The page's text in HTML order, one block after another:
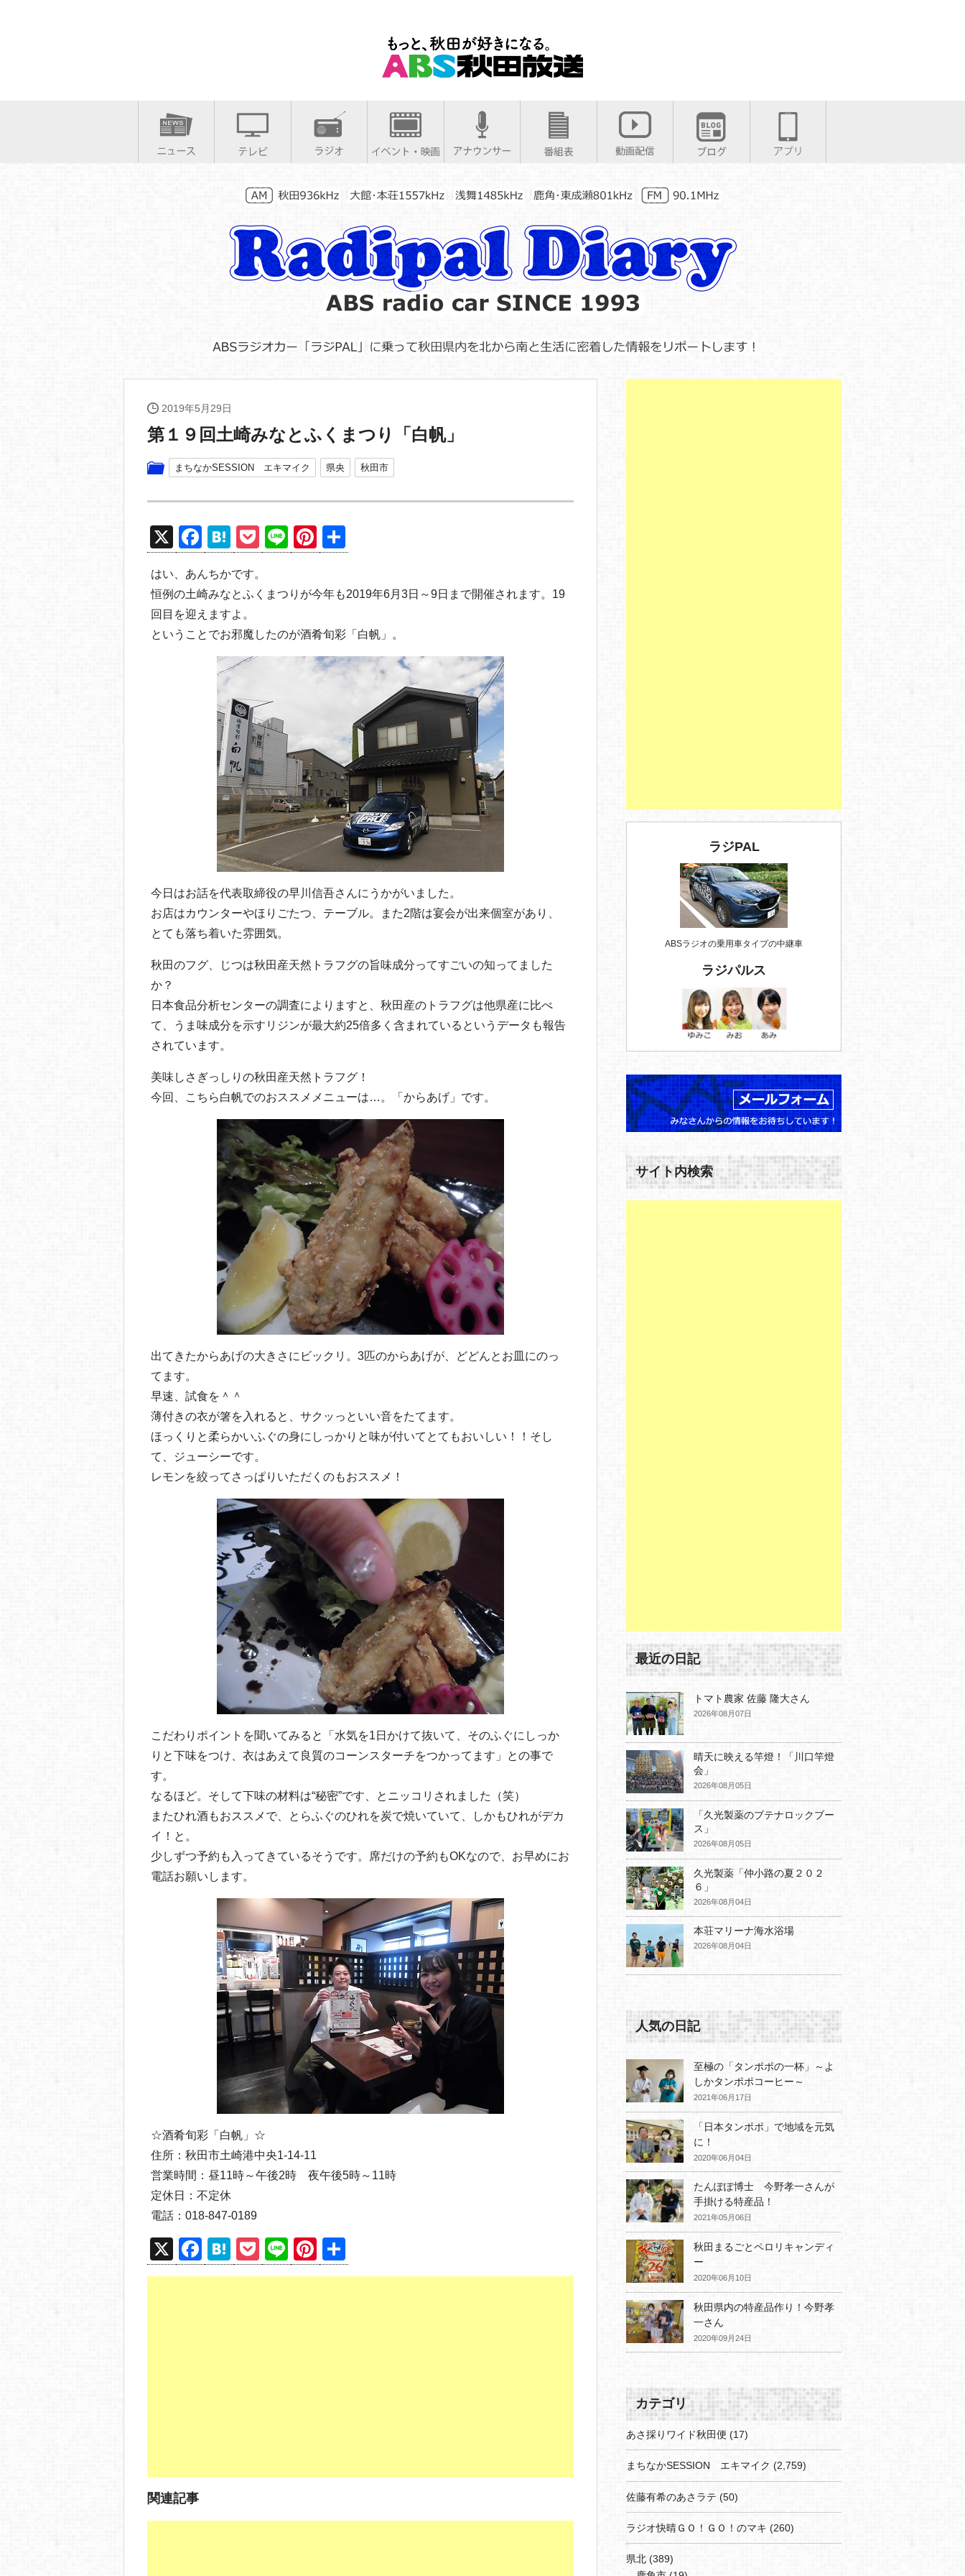
2019年5月29日
第１９回土崎みなとふくまつり「白帆」
まちなかSESSION エキマイク 県央 秋田市
X
F
a
c
e
b
H
at
e
n
a
P
o
ck
et
Li
n
e
Pi
nt
er
e
st
有
はい、あんちかです。
恒例の土崎みなとふくまつりが今年も2019年6月3日～9日まで開催されます。19
回目を迎えますよ。
ということでお邪魔したのが酒肴旬彩「白帆」。
今日はお話を代表取締役の早川信吾さんにうかがいました。
お店はカウンターやほりごたつ、テーブル。また2階は宴会が出来個室があり、
とても落ち着いた雰囲気。
秋田のフグ、じつは秋田産天然トラフグの旨味成分ってすごいの知ってました
か？
日本食品分析センターの調査によりますと、秋田産のトラフグは他県産に比べ
て、うま味成分を示すリジンが最大約25倍多く含まれているというデータも報告
されています。
美味しさぎっしりの秋田産天然トラフグ！
今回、こちら白帆でのおススメメニューは…。「からあげ」です。
出てきたからあげの大きさにビックリ。3匹のからあげが、どどんとお皿にのっ
てます。
早速、試食を＾＾
薄付きの衣が箸を入れると、サクッっといい音をたてます。
ほっくりと柔らかいふぐの身にしっかりと味が付いてとてもおいしい！！そし
て、ジューシーです。
レモンを絞ってさっぱりいただくのもおススメ！
こだわりポイントを聞いてみると「水気を1日かけて抜いて、そのふぐにしっか
りと下味をつけ、衣はあえて良質のコーンスターチをつかってます」との事で
す。
なるほど。そして下味の材料は“秘密”です、とニッコリされました（笑）
またひれ酒もおススメで、とらふぐのひれを炭で焼いていて、しかもひれがデカ
イ！と。
少しずつ予約も入ってきているそうです。席だけの予約もOKなので、お早めにお
電話お願いします。
☆酒肴旬彩「白帆」☆
住所：秋田市土崎港中央1-14-11
営業時間：昼11時～午後2時 夜午後5時～11時
定休日：不定休
電話：018-847-0189
X
F
a
H
at
P
o
Li
n
Pi
nt 有
関連記事
ラジPAL
ABSラジオの乗用車タイプの中継車
ラジパルス
サイト内検索
最近の日記
トマト農家 佐藤 隆大さん
2026年08月07日
晴天に映える竿燈！「川口竿燈
会」
2026年08月05日
「久光製薬のブテナロックブー
ス」
2026年08月05日
久光製薬「仲小路の夏２０２
６」
2026年08月04日
本荘マリーナ海水浴場
2026年08月04日
人気の日記
至極の「タンポポの一杯」～よ
しかタンポポコーヒー～
2021年06月17日
「日本タンポポ」で地域を元気
に！
2020年06月04日
たんぽぽ博士 今野孝一さんが
手掛ける特産品！
2021年05月06日
秋田まるごとペロリキャンディ
ー
2020年06月10日
秋田県内の特産品作り！今野孝
一さん
2020年09月24日
カテゴリ
あさ採りワイド秋田便 (17)
まちなかSESSION エキマイク (2,759)
佐藤有希のあさラテ (50)
ラジオ快晴ＧＯ！ＧＯ！のマキ (260)
県北 (389)